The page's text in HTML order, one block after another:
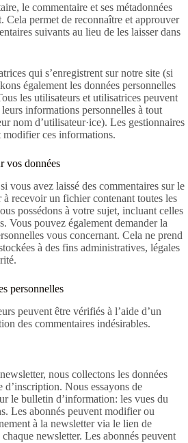
le commentaire et ses métadonnées
Cela permet de reconnaître et approuver
suivants au lieu de les laisser dans
qui s’enregistrent sur notre site (si
également les données personnelles
les utilisateurs et utilisatrices peuvent
informations personnelles à tout
nom d’utilisateur·ice). Les gestionnaires
modifier ces informations.
vos données
vous avez laissé des commentaires sur le
recevoir un fichier contenant toutes les
possédons à votre sujet, incluant celles
Vous pouvez également demander la
vous concernant. Cela ne prend
à des fins administratives, légales
personnelles
peuvent être vérifiés à l’aide d’un
des commentaires indésirables.
nous collectons les données
d’inscription. Nous essayons de
le bulletin d’information: les vues du
Les abonnés peuvent modifier ou
à la newsletter via le lien de
newsletter. Les abonnés peuvent